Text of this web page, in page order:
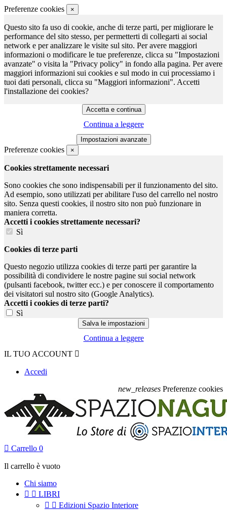
Preferenze cookies ×
Questo sito fa uso di cookie, anche di terze parti, per migliorare le
performance del sito stesso, per permetterti di collegarti ai social
network e per analizzare le visite sul sito. Per avere maggiori
informazioni o modificare le tue preferenze, clicca su "Impostazioni
avanzate" o visita la "Privacy policy" in fondo alla pagina. Per avere
maggiori informazioni sui cookies e sul modo in cui processiamo i
tuoi dati personali, clicca su "Maggiori informazioni". Accetti
l'installazione dei cookies?
Continua a leggere
Preferenze cookies ×
Cookies strettamente necessari
Sono cookies che sono indispensabili per il funzionamento del sito.
Ad esempio, sono utilizzati per abilitare l'uso del carrello nel nostro
sito. Senza questi cookies, il nostro sito non può funzionare in
maniera corretta.
Accetti i cookies strettamente necessari?
Sì
Cookies di terze parti
Questo negozio utilizza cookies di terze parti per garantire la
possibilità di condividere le nostre pagine sui social network
(pulsanti facebook, twitter ecc.) e per conoscere il comportamento
dei visitatori sul nostro sito (Google Analytics).
Accetti i cookies di terze parti?
Sì
Continua a leggere
IL TUO ACCOUNT 
Accedi
new_releases Preferenze cookies
 Carrello 0
Il carrello è vuoto
Chi siamo
  LIBRI
  Edizioni Spazio Interiore